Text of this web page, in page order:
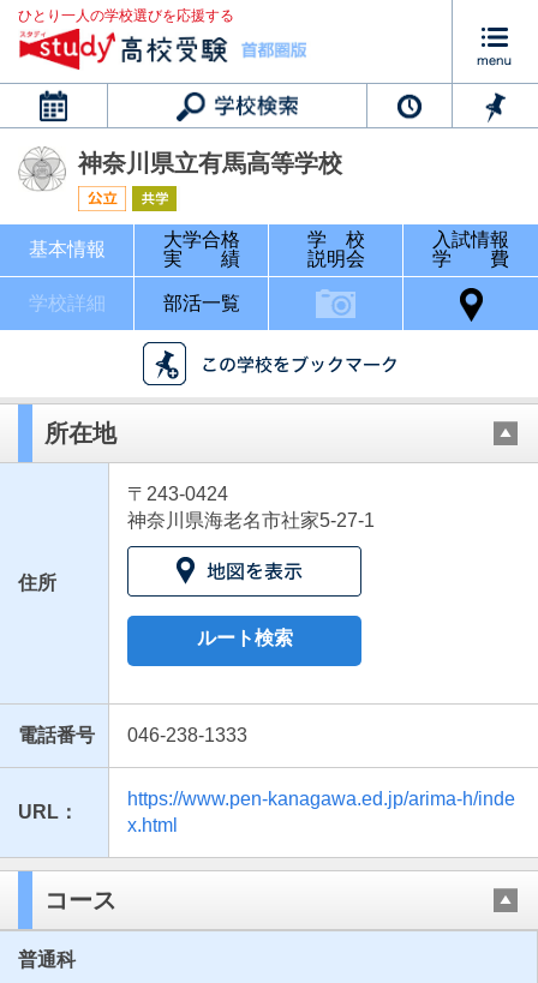
ひとり一人の学校選びを応援する
カレンダー
最近見た学校
神奈川県立有馬高等学校
ブックマークした学校
ブックマークした学校はありません
神奈川県立有馬高等学校
基本情報
大学合格
実 績
学 校
説明会
入試情報
学 費
学校詳細 部活一覧
所在地
住所
〒243-0424
神奈川県海老名市社家5-27-1
ルート検索
電話番号 046-238-1333
URL：
https://www.pen-kanagawa.ed.jp/arima-h/inde
x.html
コース
普通科